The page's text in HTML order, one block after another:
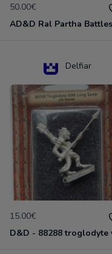
50.00€
Delfiar
15.00€